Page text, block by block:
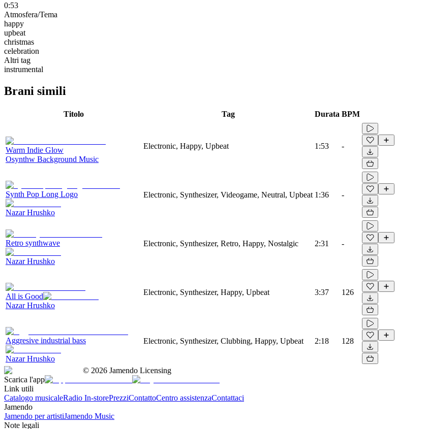
0:53
Atmosfera/Tema
happy
upbeat
christmas
celebration
Altri tag
instrumental
Brani simili
Titolo Tag Durata BPM
Warm Indie Glow
Osynthw Background Music
Electronic, Happy, Upbeat 1:53 -
Synth Pop Long Logo
Nazar Hrushko
Electronic, Synthesizer, Videogame, Neutral, Upbeat 1:36 -
Retro synthwave
Nazar Hrushko
Electronic, Synthesizer, Retro, Happy, Nostalgic 2:31 -
All is Good
Nazar Hrushko
Electronic, Synthesizer, Happy, Upbeat 3:37 126
Aggresive industrial bass
Nazar Hrushko
Electronic, Synthesizer, Clubbing, Happy, Upbeat 2:18 128
© 2026 Jamendo Licensing
Scarica l'app
Link utili
Catalogo musicaleRadio In-storePrezziContattoCentro assistenzaContattaci
Jamendo
Jamendo per artistiJamendo Music
Note legali